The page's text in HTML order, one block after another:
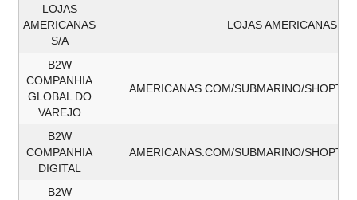
LOJAS
AMERICANAS
S/A
LOJAS AMERICANAS
B2W
COMPANHIA
GLOBAL DO
VAREJO
AMERICANAS.COM/SUBMARINO/
B2W
COMPANHIA
DIGITAL
AMERICANAS.COM/SUBMARINO/
B2W